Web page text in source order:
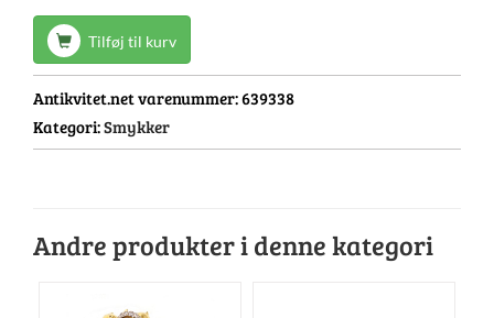
Tilføj til kurv
Antikvitet.net varenummer:639338
Kategori:Smykker
Andre produkter i denne kategori